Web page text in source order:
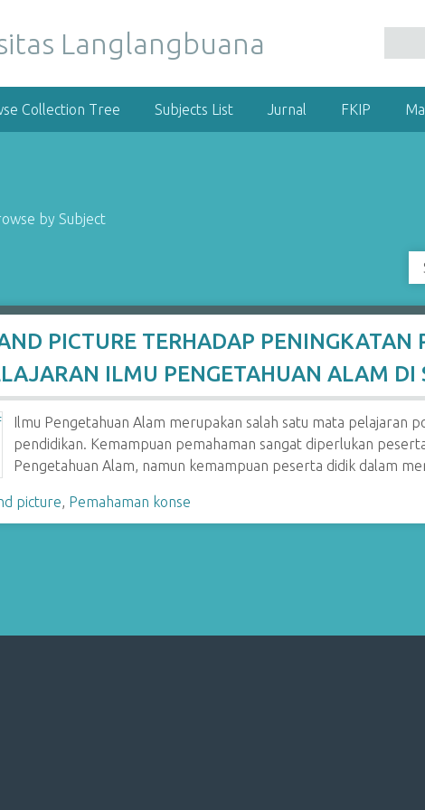
Collection Tree Subjects List Jurnal FKIP
by Subject
PICTURE TERHADAP
ILMU PENGETAHUAN ALAM DI
Ilmu Pengetahuan Alam merupakan salah satu mata pelajaran
pendidikan. Kemampuan pemahaman sangat diperlukan
Pengetahuan Alam, namun kemampuan peserta didik dalam
picture, Pemahaman konse